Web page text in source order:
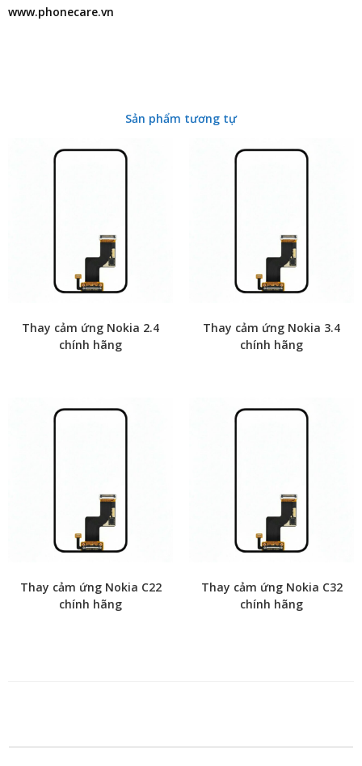
www.phonecare.vn
Sản phẩm tương tự
Thay cảm ứng Nokia 2.4
chính hãng
Thay cảm ứng Nokia 3.4
chính hãng
Thay cảm ứng Nokia C22
chính hãng
Thay cảm ứng Nokia C32
chính hãng